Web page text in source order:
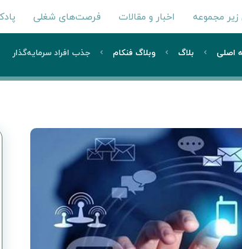
مجموعه اخبار و مقالات فرصت‌های شغلی
اصلی بلاگ وبلاگ فنکام جذب افراد سرمایه‌گذار